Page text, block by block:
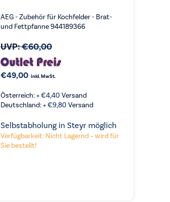
VERGLEICHEN
AEG - Zubehör für Kochfelder - Brat-
und Fettpfanne 944189366
UVP:€60,00
€49,00 inkl. MwSt.
Österreich: +€4,40 Versand
Deutschland: +€9,80 Versand
Selbstabholung in Steyr möglich
Verfügbarkeit: Nicht Lagernd – wird für
Sie bestellt!